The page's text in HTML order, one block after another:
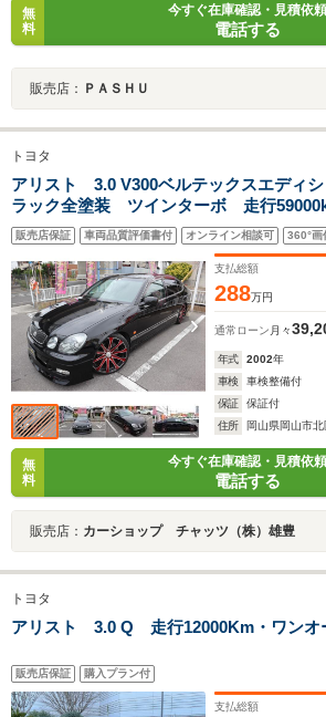
無
料
今すぐ在庫確認・見積依頼
電話する
販売店： ＰＡＳＨＵ
トヨタ
アリスト 3.0 V300ベルテックスエデ
ラック全塗装 ツインターボ 走行
エアロ 外品19インチAW RUSH車高調
マフラー ETC キーレス クルコン
ーシート 革調シート
販売店保証 車両品質評価書付 オンライン相談可 360°画
支払総額
288万円
通常ローン 月々
年式 2002年
車検
車検整備付
保証
保証付
住所
岡山県岡山市北
無
料
今すぐ在庫確認・見積依頼
電話する
販売店： カーショップ チャッツ（株）雄豊
トヨタ
アリスト 3.0 Q 走行12000Km・ワンオ
販売店保証 購入プラン付
支払総額